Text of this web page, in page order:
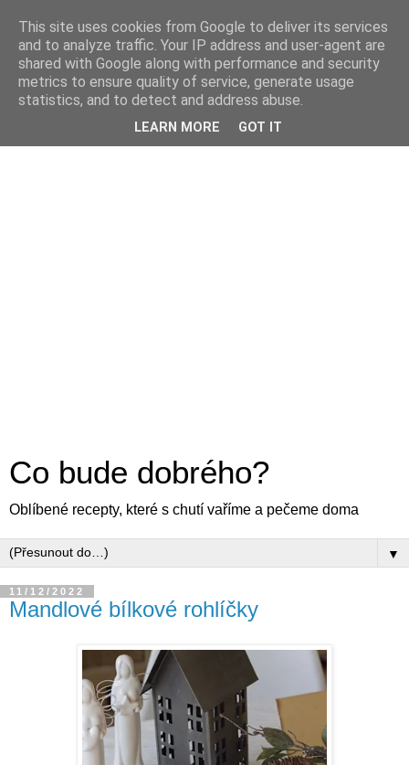
Co bude dobrého?
Oblíbené recepty, které s chutí vaříme a pečeme doma
▼
11/12/2022
Mandlové bílkové rohlíčky
This site uses cookies from Google to deliver its services
and to analyze traffic. Your IP address and user-agent are
shared with Google along with performance and security
metrics to ensure quality of service, generate usage
statistics, and to detect and address abuse.
LEARN MORE GOT IT